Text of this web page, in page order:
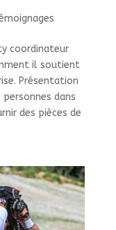
coordinateur
il soutient
Présentation
dans
des pièces de